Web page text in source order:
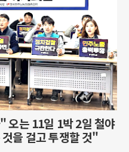
오는 11일 1박 2일 철야
을 걸고 투쟁할 것"